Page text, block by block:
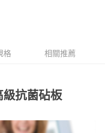
格 相關推薦
抗菌砧板